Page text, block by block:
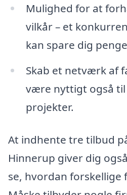
Mulighed for at
vilkår – et
kan spare dig
Skab et netværk af
være nyttigt også
projekter.
At indhente tre tilbud
Hinnerup giver dig
se, hvordan forskellige